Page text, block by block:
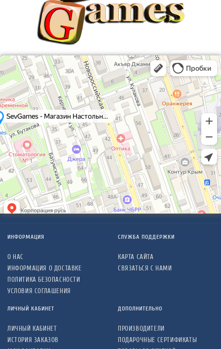
ИНФОРМАЦИЯ
О НАС
ИНФОРМАЦИЯ О ДОСТАВКЕ
ПОЛИТИКА БЕЗОПАСНОСТИ
УСЛОВИЯ СОГЛАШЕНИЯ
СЛУЖБА ПОДДЕРЖКИ
КАРТА САЙТА
СВЯЗАТЬСЯ С НАМИ
ЛИЧНЫЙ КАБИНЕТ
ЛИЧНЫЙ КАБИНЕТ
ИСТОРИЯ ЗАКАЗОВ
ДОПОЛНИТЕЛЬНО
ПРОИЗВОДИТЕЛИ
ПОДАРОЧНЫЕ СЕРТИФИКАТЫ